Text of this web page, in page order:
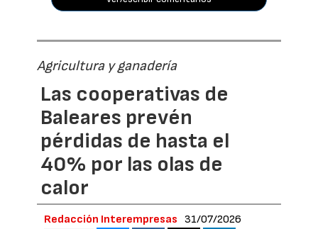
Agricultura y ganadería
Las cooperativas de
Baleares prevén
pérdidas de hasta el
40% por las olas de
calor
Redacción Interempresas 31/07/2026